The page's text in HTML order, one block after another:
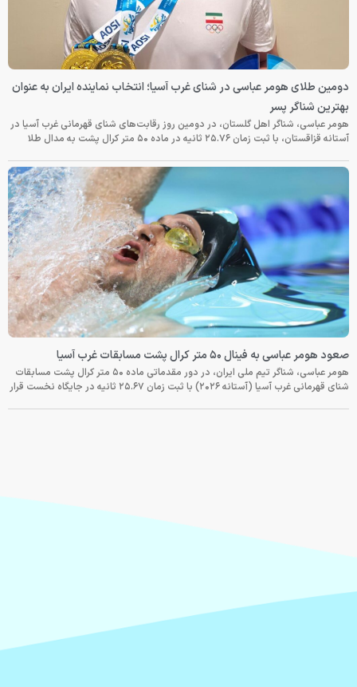
دومین طلای هومر عباسی در شنای غرب آسیا؛ انتخاب نماینده ایران به عنوان
بهترین شناگر پسر
هومر عباسی، شناگر اهل گلستان، در دومین روز رقابت‌های شنای قهرمانی غرب آسیا در
آستانه قزاقستان، با ثبت زمان ۲۵.۷۶ ثانیه در ماده ۵۰ متر کرال پشت به مدال طلا
صعود هومر عباسی به فینال ۵۰ متر کرال پشت مسابقات غرب آسیا
هومر عباسی، شناگر تیم ملی ایران، در دور مقدماتی ماده ۵۰ متر کرال پشت مسابقات
شنای قهرمانی غرب آسیا (آستانه ۲۰۲۶) با ثبت زمان ۲۵.۶۷ ثانیه در جایگاه نخست قرار